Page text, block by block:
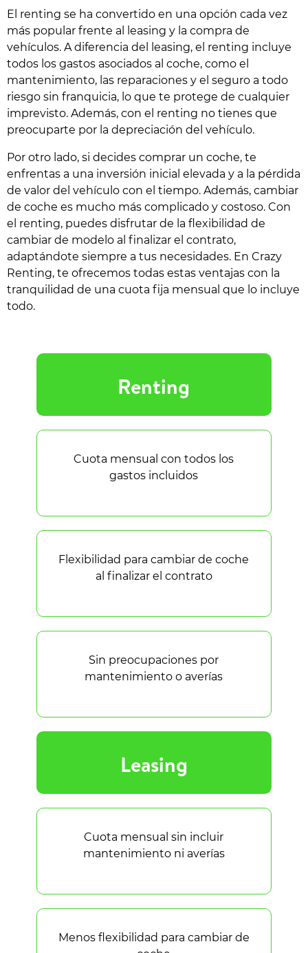
El renting se ha convertido en una opción cada vez
más popular frente al leasing y la compra de
vehículos. A diferencia del leasing, el renting incluye
todos los gastos asociados al coche, como el
mantenimiento, las reparaciones y el seguro a todo
riesgo sin franquicia, lo que te protege de cualquier
imprevisto. Además, con el renting no tienes que
preocuparte por la depreciación del vehículo.
Por otro lado, si decides comprar un coche, te
enfrentas a una inversión inicial elevada y a la pérdida
de valor del vehículo con el tiempo. Además, cambiar
de coche es mucho más complicado y costoso. Con
el renting, puedes disfrutar de la flexibilidad de
cambiar de modelo al finalizar el contrato,
adaptándote siempre a tus necesidades. En Crazy
Renting, te ofrecemos todas estas ventajas con la
tranquilidad de una cuota fija mensual que lo incluye
todo.
Renting
Leasing
Cuota mensual con todos los
gastos incluidos
Cuota mensual sin incluir
mantenimiento ni averías
Flexibilidad para cambiar de coche
al finalizar el contrato
Menos flexibilidad para cambiar de
Sin preocupaciones por
mantenimiento o averías